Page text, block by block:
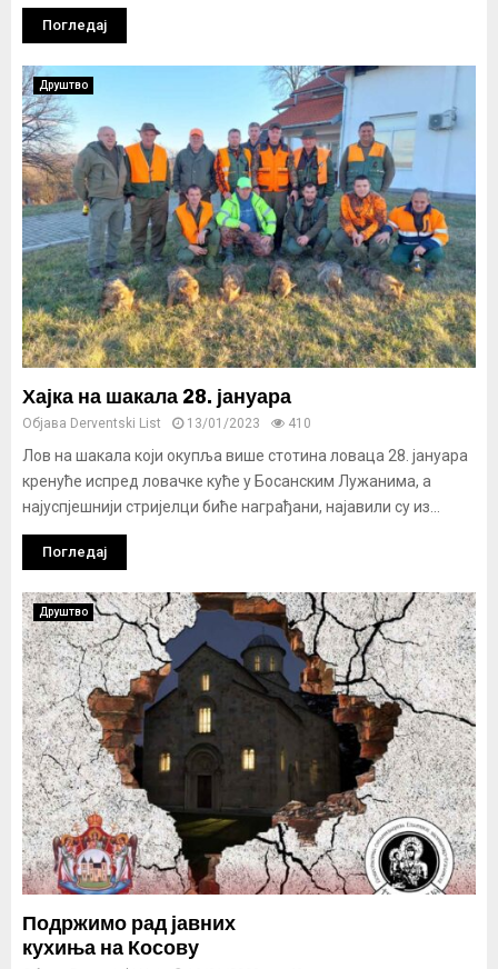
Погледај
Друштво
Хајка на шакала 28. јануара
Објава Derventski List 13/01/2023 410
Лов на шакала који окупља више стотина ловаца 28. јануара
кренуће испред ловачке куће у Босанским Лужанима, а
најуспјешнији стријелци биће награђани, најавили су из...
Погледај
Друштво
Подржимо рад јавних
кухиња на Косову